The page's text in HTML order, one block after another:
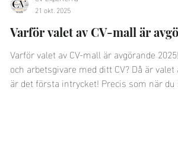
Varför valet av CV-mall är
Varför valet av CV-mall är avgörande
och arbetsgivare med ditt CV? Då är
är det första intrycket! Precis som när
21 okt. 2025